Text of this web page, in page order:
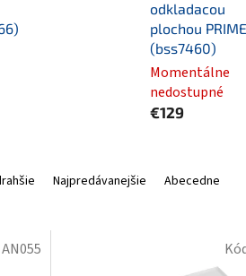
odkladacou
plochou PRIME
(bss7460)
Momentálne
nedostupné
€129
Najpredávanejšie Abecedne
AN055